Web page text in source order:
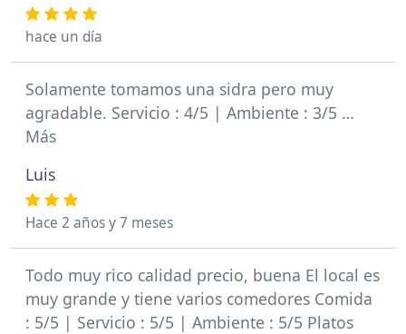
hace un día
Solamente tomamos una sidra pero muy
agradable. Servicio : 4/5 | Ambiente : 3/5 …
Más
Luis
Hace 2 años y 7 meses
Todo muy rico calidad precio, buena El local es
muy grande y tiene varios comedores Comida
: 5/5 | Servicio : 5/5 | Ambiente : 5/5 Platos